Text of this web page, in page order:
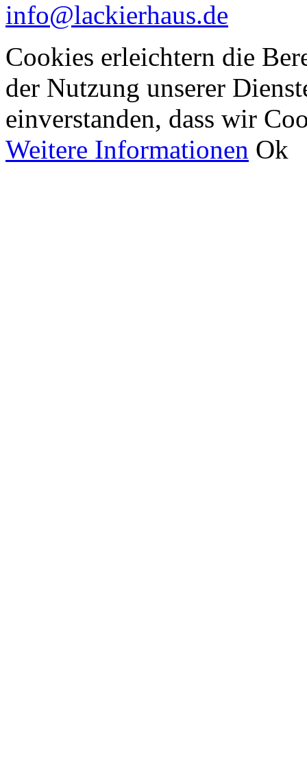
info@lackierhaus.de
Cookies erleichtern die
der Nutzung unserer
einverstanden, dass wir
Weitere Informationen Ok